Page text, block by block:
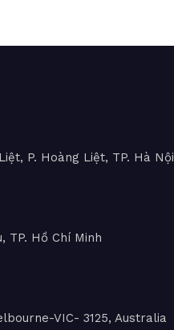
P. Hoàng Liệt, TP. Hà Nội
TP. Hồ Chí Minh
VIC- 3125, Australia